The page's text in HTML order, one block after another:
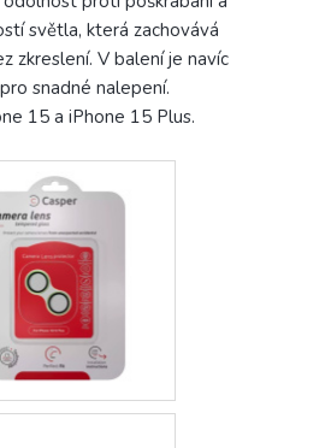
světla, která zachovává
zkreslení. V balení je navíc
snadné nalepení.
15 a iPhone 15 Plus.